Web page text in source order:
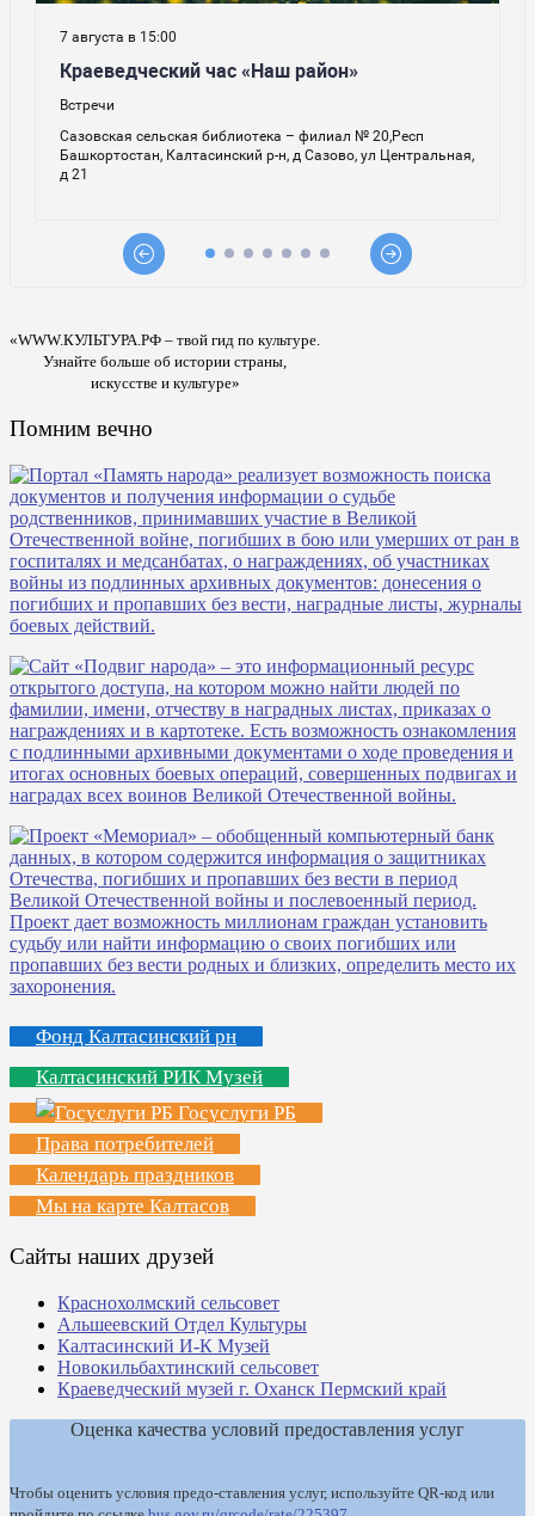
«WWW.КУЛЬТУРА.РФ – твой гид по культуре.
Узнайте больше об истории страны,
искусстве и культуре»
Помним вечно
Фонд Калтасинский рн
Калтасинский РИК Музей
Госуслуги РБ
Права потребителей
Календарь праздников
Мы на карте Калтасов
Сайты наших друзей
Краснохолмский сельсовет
Альшеевский Отдел Культуры
Калтасинский И-К Музей
Новокильбахтинский сельсовет
Краеведческий музей г. Оханск Пермский край
Оценка качества условий предоставления услуг
Чтобы оценить условия предо-ставления услуг, используйте QR-код или